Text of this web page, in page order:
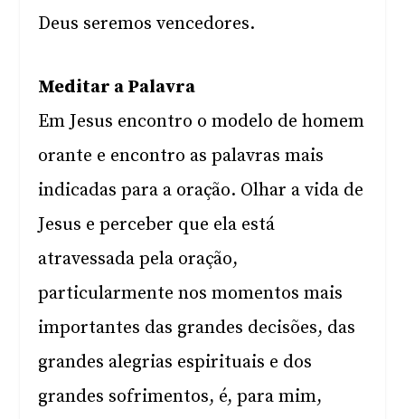
Deus seremos vencedores.
Meditar a Palavra
Em Jesus encontro o modelo de homem
orante e encontro as palavras mais
indicadas para a oração. Olhar a vida de
Jesus e perceber que ela está
atravessada pela oração,
particularmente nos momentos mais
importantes das grandes decisões, das
grandes alegrias espirituais e dos
grandes sofrimentos, é, para mim,